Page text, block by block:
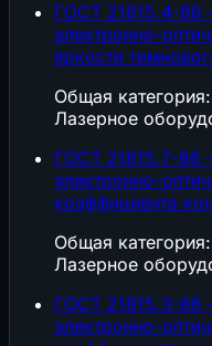
ГОСТ 21815.4-86
электронно-
яркости
Общая
Лазерное
ГОСТ 21815.7-86
электронно-
коэффициента
Общая
Лазерное
ГОСТ 21815.3-86
электронно-